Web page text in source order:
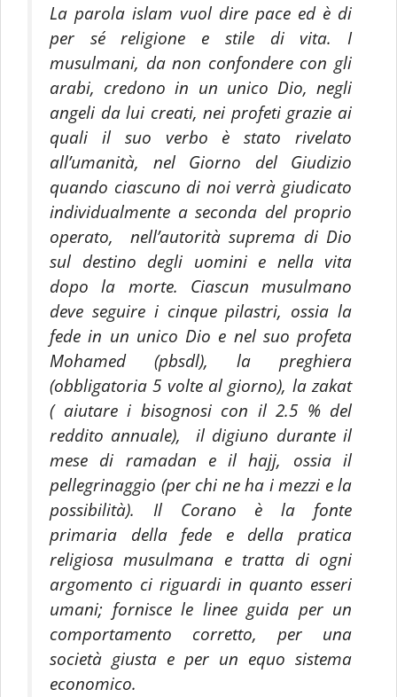
La parola islam vuol dire pace ed è di
per sé religione e stile di vita. I
musulmani, da non confondere con gli
arabi, credono in un unico Dio, negli
angeli da lui creati, nei profeti grazie ai
quali il suo verbo è stato rivelato
all’umanità, nel Giorno del Giudizio
quando ciascuno di noi verrà giudicato
individualmente a seconda del proprio
operato, nell’autorità suprema di Dio
sul destino degli uomini e nella vita
dopo la morte. Ciascun musulmano
deve seguire i cinque pilastri, ossia la
fede in un unico Dio e nel suo profeta
Mohamed (pbsdl), la preghiera
(obbligatoria 5 volte al giorno), la zakat
( aiutare i bisognosi con il 2.5 % del
reddito annuale), il digiuno durante il
mese di ramadan e il hajj, ossia il
pellegrinaggio (per chi ne ha i mezzi e la
possibilità). Il Corano è la fonte
primaria della fede e della pratica
religiosa musulmana e tratta di ogni
argomento ci riguardi in quanto esseri
umani; fornisce le linee guida per un
comportamento corretto, per una
società giusta e per un equo sistema
economico.